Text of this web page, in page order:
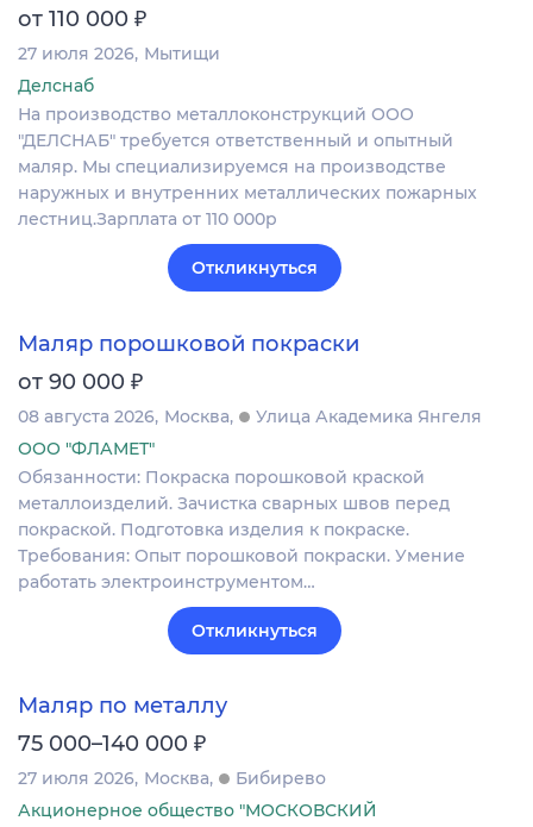
от 110 000 ₽
27 июля 2026 Мытищи
Делснаб
На производство металлоконструкций ООО
"ДЕЛСНАБ" требуется ответственный и опытный
маляр. Мы специализируемся на производстве
наружных и внутренних металлических пожарных
лестниц.Зарплата от 110 000р
Откликнуться
Маляр порошковой покраски
от 90 000 ₽
08 августа 2026 Москва
Улица Академика Янгеля
ООО "ФЛАМЕТ"
Обязанности: Покраска порошковой краской
металлоизделий. Зачистка сварных швов перед
покраской. Подготовка изделия к покраске.
Требования: Опыт порошковой покраски. Умение
работать электроинструментом…
Откликнуться
Маляр по металлу
75 000–140 000 ₽
27 июля 2026 Москва
Бибирево
Акционерное общество "МОСКОВСКИЙ